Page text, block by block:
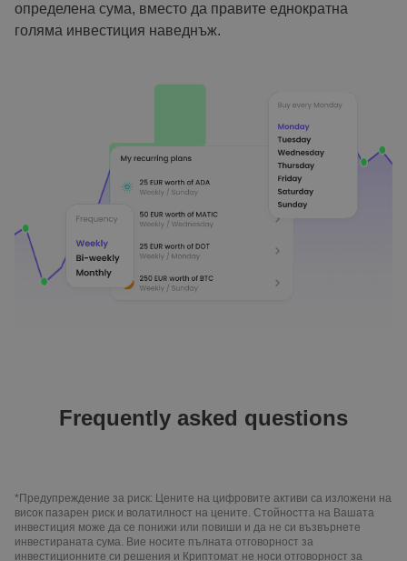
определена сума, вместо да правите еднократна
голяма инвестиция наведнъж.
Frequently asked questions
*Предупреждение за риск: Цените на цифровите активи са изложени на
висок пазарен риск и волатилност на цените. Стойността на Вашата
инвестиция може да се понижи или повиши и да не си възвърнете
инвестираната сума. Вие носите пълната отговорност за
инвестиционните си решения и Криптомат не носи отговорност за